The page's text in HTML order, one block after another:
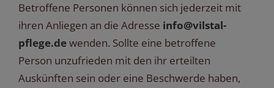
Betroffene Personen können sich jederzeit mit
ihren Anliegen an die Adresse info@vilstal-
pflege.dewenden. Sollte eine betroffene
Person unzufrieden mit den ihr erteilten
Auskünften sein oder eine Beschwerde haben,